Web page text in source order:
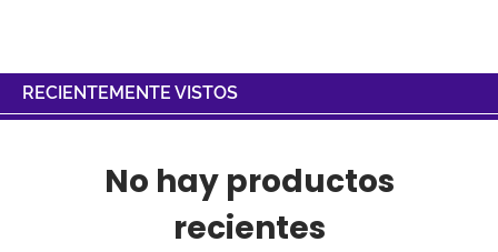
RECIENTEMENTE VISTOS
No hay productos
recientes